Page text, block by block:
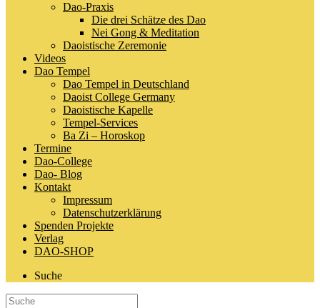
Dao-Praxis
Die drei Schätze des Dao
Nei Gong & Meditation
Daoistische Zeremonie
Videos
Dao Tempel
Dao Tempel in Deutschland
Daoist College Germany
Daoistische Kapelle
Tempel-Services
Ba Zi – Horoskop
Termine
Dao-College
Dao- Blog
Kontakt
Impressum
Datenschutzerklärung
Spenden Projekte
Verlag
DAO-SHOP
Suche